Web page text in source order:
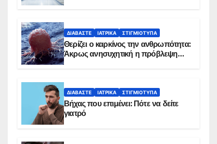
ΔΙΑΒΆΣΤΕ ΙΑΤΡΙΚΆ ΣΤΙΓΜΙΌΤΥΠΑ
Θερίζει ο καρκίνος την ανθρωπότητα:
Άκρως ανησυχητική η πρόβλεψη…
ΔΙΑΒΆΣΤΕ ΙΑΤΡΙΚΆ ΣΤΙΓΜΙΌΤΥΠΑ
Βήχας που επιμένει: Πότε να δείτε
γιατρό